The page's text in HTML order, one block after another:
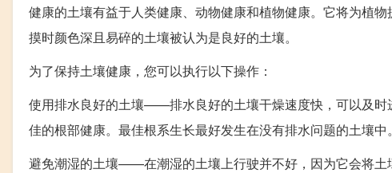
健康的土壤有益于人类健康、动物健康和植物健康。它将为植
摸时颜色深且易碎的土壤被认为是良好的土壤。
为了保持土壤健康，您可以执行以下操作：
使用排水良好的土壤——排水良好的土壤干燥速度快，可以及
佳的根部健康。最佳根系生长最好发生在没有排水问题的土壤中。
避免潮湿的土壤——在潮湿的土壤上行驶并不好，因为它会将